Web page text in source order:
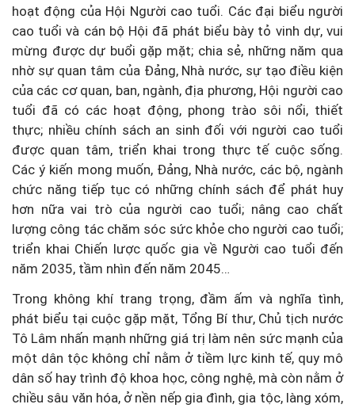
hoạt động của Hội Người cao tuổi. Các đại biểu người
cao tuổi và cán bộ Hội đã phát biểu bày tỏ vinh dự, vui
mừng được dự buổi gặp mặt; chia sẻ, những năm qua
nhờ sự quan tâm của Đảng, Nhà nước, sự tạo điều kiện
của các cơ quan, ban, ngành, địa phương, Hội người cao
tuổi đã có các hoạt động, phong trào sôi nổi, thiết
thực; nhiều chính sách an sinh đối với người cao tuổi
được quan tâm, triển khai trong thực tế cuộc sống.
Các ý kiến mong muốn, Đảng, Nhà nước, các bộ, ngành
chức năng tiếp tục có những chính sách để phát huy
hơn nữa vai trò của người cao tuổi; nâng cao chất
lượng công tác chăm sóc sức khỏe cho người cao tuổi;
triển khai Chiến lược quốc gia về Người cao tuổi đến
năm 2035, tầm nhìn đến năm 2045…
Trong không khí trang trọng, đầm ấm và nghĩa tình,
phát biểu tại cuộc gặp mặt, Tổng Bí thư, Chủ tịch nước
Tô Lâm nhấn mạnh những giá trị làm nên sức mạnh của
một dân tộc không chỉ nằm ở tiềm lực kinh tế, quy mô
dân số hay trình độ khoa học, công nghệ, mà còn nằm ở
chiều sâu văn hóa, ở nền nếp gia đình, gia tộc, làng xóm,